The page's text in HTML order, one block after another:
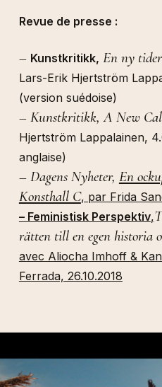
Revue de presse :
– Kunstkritikk, En ny
Lars-Erik Hjertström
(version suédoise)
– Kunstkritikk, A New
Hjertström Lappalainen,
anglaise)
– Dagens Nyheter, En
Konsthall C, par Frida
– Feministisk Perspektiv,
rätten till en egen historia
avec Aliocha Imhoff &
Ferrada, 26.10.2018